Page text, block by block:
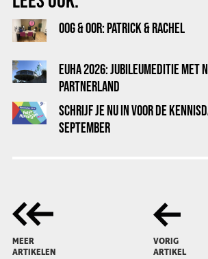
OOG & OOR: PATRICK & RACHEL
EUHA 2026: JUBILEUMEDITIE MET
PARTNERLAND
SCHRIJF JE NU IN VOOR DE
SEPTEMBER
MEER
ARTIKELEN
VORIG
ARTIKEL